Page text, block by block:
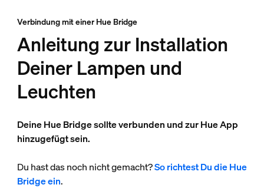
Verbindung mit einer Hue Bridge
Anleitung zur Installation
Deiner Lampen und
Leuchten
Deine Hue Bridge sollte verbunden und zur Hue App
hinzugefügt sein.
Du hast das noch nicht gemacht?So richtest Du die Hue
Bridge ein.